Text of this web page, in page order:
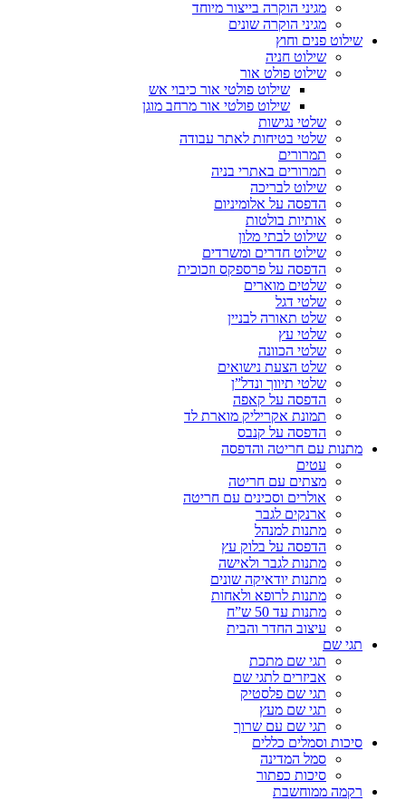
מגיני הוקרה בייצור מיוחד
מגיני הוקרה שונים
שילוט פנים וחוץ
שילוט חניה
שילוט פולט אור
שילוט פולטי אור כיבוי אש
שילוט פולטי אור מרחב מוגן
שלטי נגישות
שלטי בטיחות לאתר עבודה
תמרורים
תמרורים באתרי בניה
שילוט לבריכה
הדפסה על אלומיניום
אותיות בולטות
שילוט לבתי מלון
שילוט חדרים ומשרדים
הדפסה על פרספקס וזכוכית
שלטים מוארים
שלטי דגל
שלט תאורה לבניין
שלטי עץ
שלטי הכוונה
שלט הצעת נישואים
שלטי תיווך ונדל”ן
הדפסה על קאפה
תמונת אקריליק מוארת לד
הדפסה על קנבס
מתנות עם חריטה והדפסה
עטים
מצתים עם חריטה
אולרים וסכינים עם חריטה
ארנקים לגבר
מתנות למנהל
הדפסה על בלוק עץ
מתנות לגבר ולאישה
מתנות יודאיקה שונים
מתנות לרופא ולאחות
מתנות עד 50 ש”ח
עיצוב החדר והבית
תגי שם
תגי שם מתכת
אביזרים לתגי שם
תגי שם פלסטיק
תגי שם מעץ
תגי שם עם שרוך
סיכות וסמלים כללים
סמל המדינה
סיכות כפתור
רקמה ממוחשבת